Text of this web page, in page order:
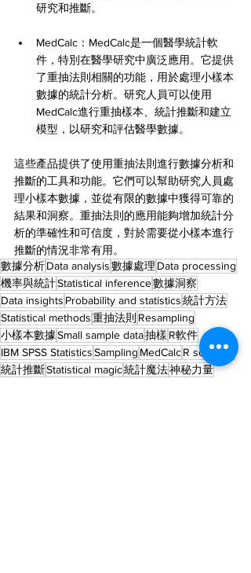
研究和推斷。
MedCalc：MedCalc是一個醫學統計軟
件，特別在醫學研究中廣泛應用。它提供
了重抽法則相關的功能，用於處理小樣本
數據的統計分析。研究人員可以使用
MedCalc進行重抽樣本、統計推斷和建立
模型，以研究和評估醫學數據。
這些產品提供了使用重抽法則進行數據分析和
推斷的工具和功能。它們可以幫助研究人員處
理小樣本數據，並從有限的數據中獲得可靠的
結果和洞察。重抽法則的應用能夠增加統計分
析的準確性和可信度，對於需要從小樣本進行
推斷的情況非常有用。
數據分析Data analysis數據處理 Data processing
機率與統計Statistical inference數據洞察
Data insights Probability and statistics統計方法
Statistical methods重抽法則 Resampling
小樣本數據Small sample data抽樣 R軟件
IBM SPSS StatisticsSampling MedCalcR software
統計推斷Statistical magic統計魔法神秘力量